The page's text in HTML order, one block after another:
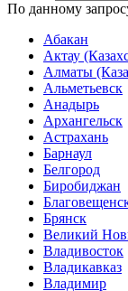
По данному
Абакан
Актау
Алматы
Альметьевск
Анадырь
Архангельск
Астрахань
Барнаул
Белгород
Биробиджан
Брянск
Великий
Владивосток
Владикавказ
Владимир